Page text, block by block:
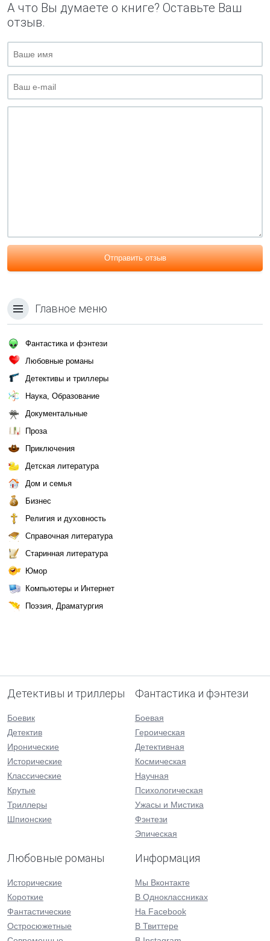
А что Вы думаете о книге? Оставьте Ваш
отзыв.
Отправить отзыв
Главное меню
Фантастика и фэнтези
Любовные романы
Детективы и триллеры
Наука, Образование
Документальные
Проза
Приключения
Детская литература
Дом и семья
Бизнес
Религия и духовность
Справочная литература
Старинная литература
Юмор
Компьютеры и Интернет
Поэзия, Драматургия
Детективы и триллеры
Боевик
Детектив
Иронические
Исторические
Классические
Крутые
Триллеры
Шпионские
Фантастика и фэнтези
Боевая
Героическая
Детективная
Космическая
Научная
Психологическая
Ужасы и Мистика
Фэнтези
Эпическая
Любовные романы
Исторические
Короткие
Фантастические
Остросюжетные
Информация
Мы Вконтакте
В Одноклассниках
На Facebook
В Твиттере